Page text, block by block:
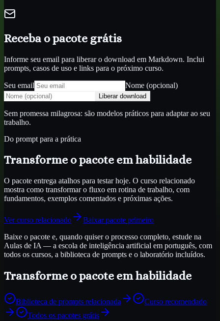
Receba o pacote grátis
Informe seu email para liberar o download em Markdown. Inclui
prompts, casos de uso e links para o próximo curso.
Seu email Nome (opcional)
Liberar download
Sem promessa milagrosa: são modelos práticos para adaptar ao seu
trabalho.
Do prompt para a prática
Transforme o pacote em habilidade
O pacote entrega atalhos para testar hoje. O curso relacionado
mostra como transformar o fluxo em rotina de trabalho, com
fundamentos, exemplos comentados e próximas ações.
Ver curso relacionado
Baixar pacote primeiro
Baixe o pacote e, quando quiser o processo completo, estude na
Aulas de IA — a escola de inteligência artificial em português, com
todos os cursos, a biblioteca de prompts e o laboratório incluídos.
Transforme o pacote em habilidade
Biblioteca de prompts relacionada
Curso recomendado
Todos os pacotes grátis